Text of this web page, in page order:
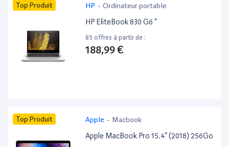
Top Produit HP - Ordinateur portable
HP EliteBook 830 G6 ”
85 offres à partir de :
188,99 €
Top Produit Apple - Macbook
Apple MacBook Pro 15.4” (2018) 256Go